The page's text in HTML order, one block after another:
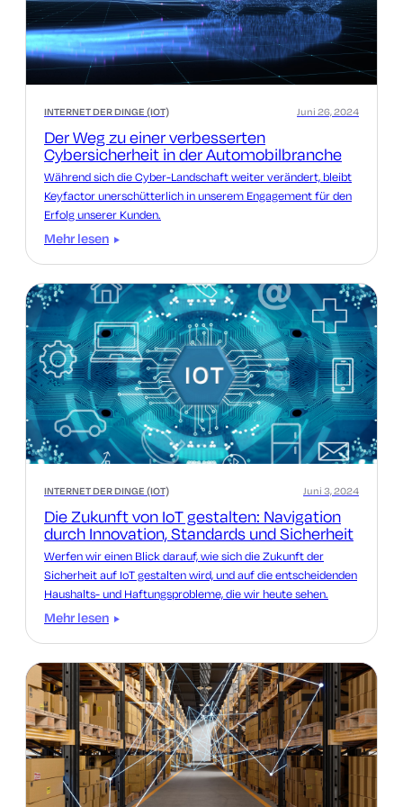
INTERNET DER DINGE (IOT)
Der Weg zu einer verbesserten
Cybersicherheit in der Automobilbranche
Juni 26, 2024
Während sich die Cyber-Landschaft weiter verändert, bleibt
Keyfactor unerschütterlich in unserem Engagement für den
Erfolg unserer Kunden.
Mehr lesen
INTERNET DER DINGE (IOT)
Die Zukunft von IoT gestalten: Navigation
durch Innovation, Standards und Sicherheit
Juni 3, 2024
Werfen wir einen Blick darauf, wie sich die Zukunft der
Sicherheit auf IoT gestalten wird, und auf die entscheidenden
Haushalts- und Haftungsprobleme, die wir heute sehen.
Mehr lesen